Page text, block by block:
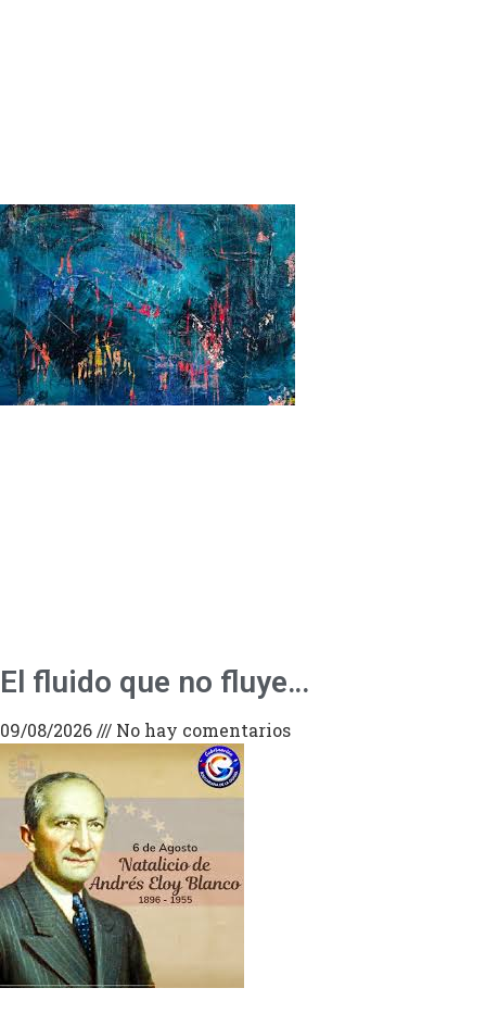
El fluido que no fluye…
09/08/2026 No hay comentarios